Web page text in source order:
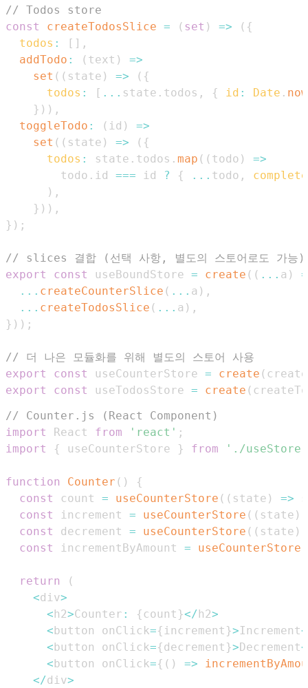
// Todos store
const
createTodosSlice = ( set ) => ( {
todos : [ ] ,
addTodo : ( text )
=>
set ( ( state ) => ( {
todos : [ ... state . todos , { id : Date . now
} ) ) ,
toggleTodo : ( id )
=>
set ( ( state ) => ( {
todos : state . todos . map ( ( todo )
=>
        todo
. id === id ? { ... todo ,
) ,
} ) ) ,
} ) ;
// slices 결합 (선택 사항, 별도의 스토어로도 가능)
export
const useBoundStore = create ( ( ... a )
... createCounterSlice ( ... a ) ,
... createTodosSlice ( ... a ) ,
} ) ) ;
// 더 나은 모듈화를 위해 별도의 스토어 사용
export
const useCounterStore = create (
export
const useTodosStore = create (
// Counter.js (React Component)
import
React from 'react' ;
import
{ useCounterStore } from './useStore'
function Counter ( )
{
const
count = useCounterStore ( ( state ) =>
const
increment = useCounterStore ( ( state )
const
decrement = useCounterStore ( ( state )
const
incrementByAmount = useCounterStore
return
(
<div>
< h2>Counter : { count }</ h2>
< button onClick={increment }>Increment<
< button onClick={decrement }> Decrement<
< button onClick={ ( ) =>
</div>